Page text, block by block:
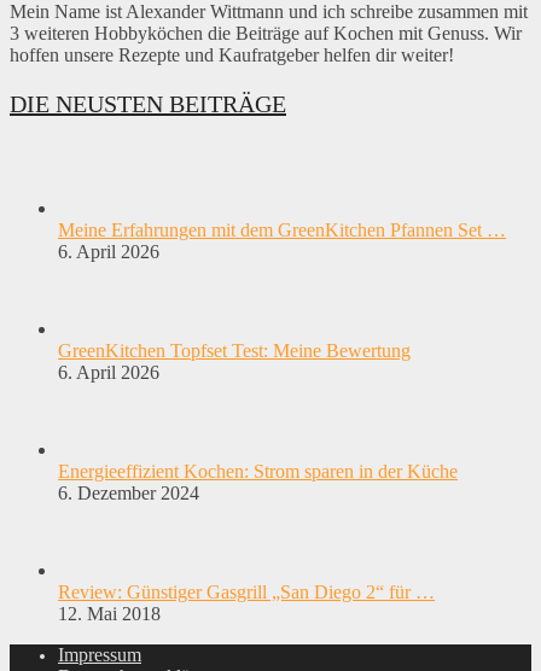
Mein Name ist Alexander Wittmann und ich schreibe zusammen mit
3 weiteren Hobbyköchen die Beiträge auf Kochen mit Genuss. Wir
hoffen unsere Rezepte und Kaufratgeber helfen dir weiter!
DIE NEUSTEN BEITRÄGE
Meine Erfahrungen mit dem GreenKitchen Pfannen Set …
6. April 2026
GreenKitchen Topfset Test: Meine Bewertung
6. April 2026
Energieeffizient Kochen: Strom sparen in der Küche
6. Dezember 2024
Review: Günstiger Gasgrill „San Diego 2“ für …
12. Mai 2018
Impressum